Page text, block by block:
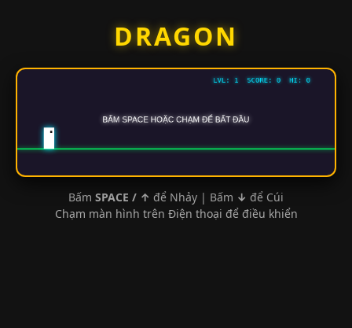
DRAGON
Bấm SPACE / ↑ để Nhảy | Bấm ↓ để Cúi
Chạm màn hình trên Điện thoại để điều khiển